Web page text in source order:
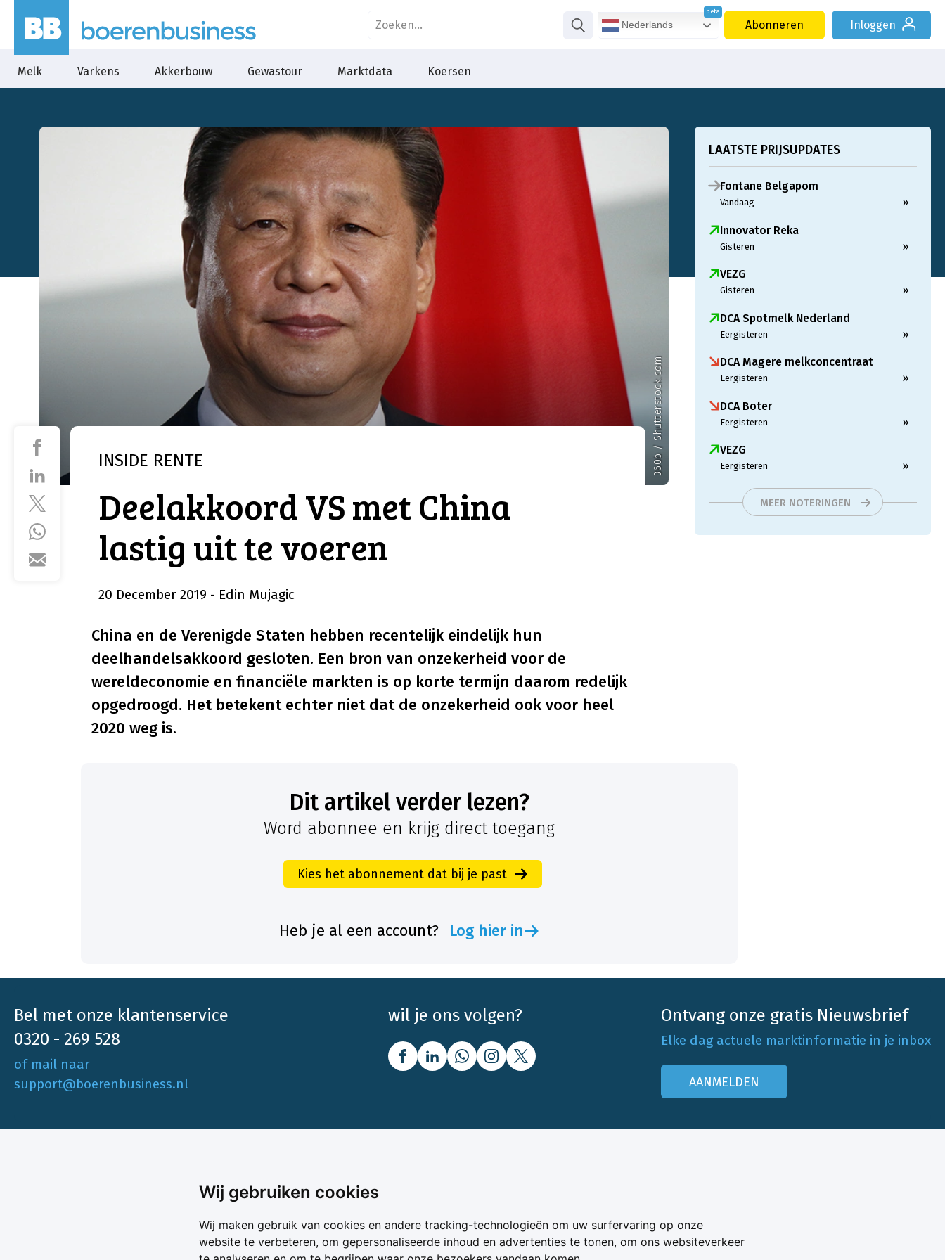
Wij gebruiken cookies
Wij maken gebruik van cookies en andere tracking-technologieën om uw surfervaring op onze
website te verbeteren, om gepersonaliseerde inhoud en advertenties te tonen, om ons websiteverkeer
Nederlands Abonneren Inloggen
Melk Varkens Akkerbouw Gewastour Marktdata Koersen
360b / Shutterstock.com
INSIDE RENTE
Deelakkoord VS met China
lastig uit te voeren
20 December 2019 - Edin Mujagic
China en de Verenigde Staten hebben recentelijk eindelijk hun
deelhandelsakkoord gesloten. Een bron van onzekerheid voor de
wereldeconomie en financiële markten is op korte termijn daarom redelijk
opgedroogd. Het betekent echter niet dat de onzekerheid ook voor heel
2020 weg is.
LAATSTE PRIJSUPDATES
Fontane Belgapom
Vandaag »
Innovator Reka
Gisteren »
VEZG
Gisteren »
DCA Spotmelk Nederland
Eergisteren »
DCA Magere melkconcentraat
Eergisteren »
DCA Boter
Eergisteren »
VEZG
Eergisteren »
MEER NOTERINGEN
Dit artikel verder lezen?
Word abonnee en krijg direct toegang
Kies het abonnement dat bij je past
Heb je al een account? Log hier in
Bel met onze klantenservice
0320 - 269 528
of mail naar
support@boerenbusiness.nl
wil je ons volgen? Ontvang onze gratis Nieuwsbrief
Elke dag actuele marktinformatie in je inbox
AANMELDEN
Boerenbusiness is je partner op het gebied
van onafhankelijke en betrouwbare
Ons aanbod
Melk & Voer
Melkprijsvergelijker
Bedrijfsabonnementen
Mijn Boerenbusiness
Adverteren